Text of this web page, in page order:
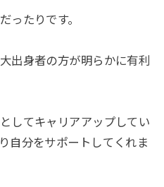
ったりです。
出身者の方が明らかに有利
してキャリアアップしてい
自分をサポートしてくれま